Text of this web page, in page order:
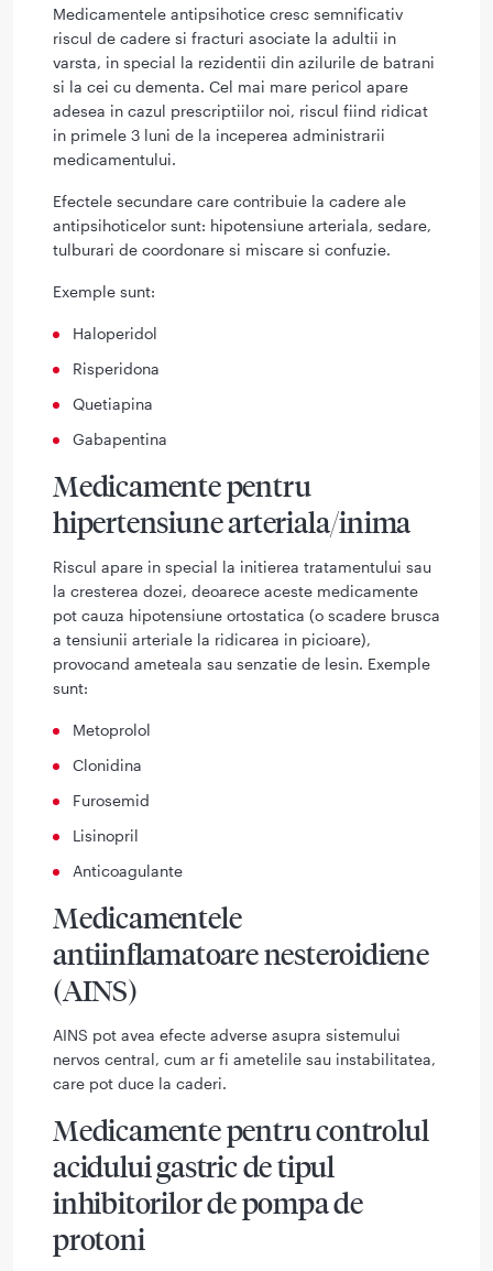
Medicamentele antipsihotice cresc semnificativ
riscul de cadere si fracturi asociate la adultii in
varsta, in special la rezidentii din azilurile de batrani
si la cei cu dementa. Cel mai mare pericol apare
adesea in cazul prescriptiilor noi, riscul fiind ridicat
in primele 3 luni de la inceperea administrarii
medicamentului.
Efectele secundare care contribuie la cadere ale
antipsihoticelor sunt: hipotensiune arteriala, sedare,
tulburari de coordonare si miscare si confuzie.
Exemple sunt:
Haloperidol
Risperidona
Quetiapina
Gabapentina
Medicamente pentru
hipertensiune arteriala/inima
Riscul apare in special la initierea tratamentului sau
la cresterea dozei, deoarece aceste medicamente
pot cauza hipotensiune ortostatica (o scadere brusca
a tensiunii arteriale la ridicarea in picioare),
provocand ameteala sau senzatie de lesin. Exemple
sunt:
Metoprolol
Clonidina
Furosemid
Lisinopril
Anticoagulante
Medicamentele
antiinflamatoare nesteroidiene
(AINS)
AINS pot avea efecte adverse asupra sistemului
nervos central, cum ar fi ametelile sau instabilitatea,
care pot duce la caderi.
Medicamente pentru controlul
acidului gastric de tipul
inhibitorilor de pompa de
protoni